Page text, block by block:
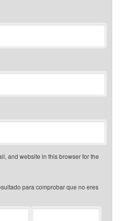
and website in this browser for the
para comprobar que no eres